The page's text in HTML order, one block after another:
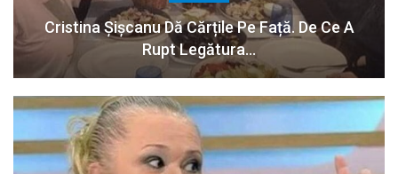
Cristina Șișcanu Dă Cărțile Pe Față. De Ce A
Rupt Legătura…